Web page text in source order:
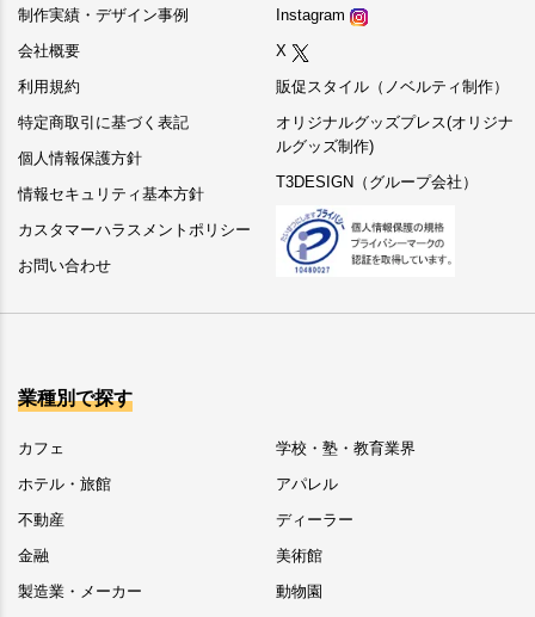
制作実績・デザイン事例
会社概要
利用規約
特定商取引に基づく表記
個人情報保護方針
情報セキュリティ基本方針
カスタマーハラスメントポリシー
お問い合わせ
Instagram
X
販促スタイル（ノベルティ制作）
オリジナルグッズプレス(オリジナ
ルグッズ制作)
T3DESIGN（グループ会社）
業種別で探す
カフェ
ホテル・旅館
不動産
金融
製造業・メーカー
学校・塾・教育業界
アパレル
ディーラー
美術館
動物園